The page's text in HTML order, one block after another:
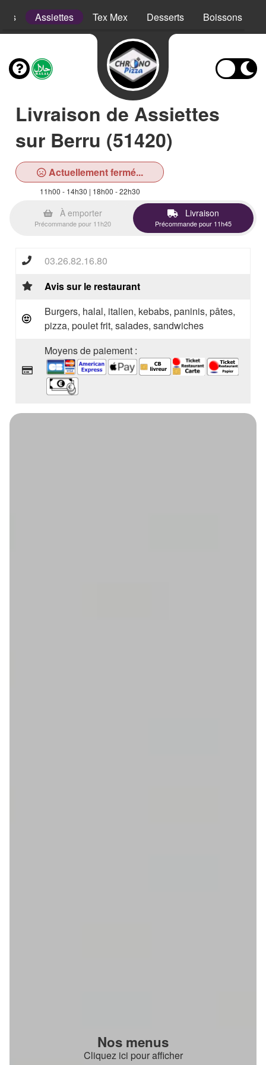
Assiettes Tex Mex Desserts Boissons
Livraison de Assiettes
sur Berru (51420)
Actuellement fermé...
11h00 - 14h30 | 18h00 - 22h30
À emporter
Précommande pour 11h20
Livraison
Précommande pour 11h45
03.26.82.16.80
Avis sur le restaurant
Burgers, halal, italien, kebabs, paninis, pâtes,
pizza, poulet frit, salades, sandwiches
Moyens de paiement :
Nos menus
Cliquez ici pour afficher